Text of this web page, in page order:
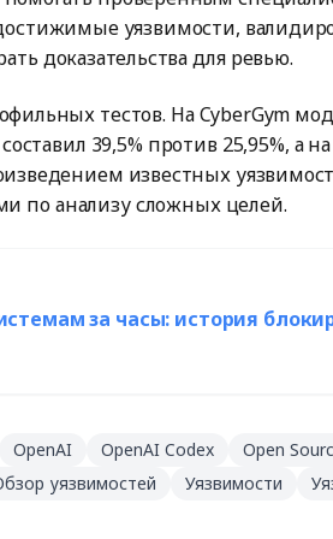
уязвимости,
доказательства для ревью.
тестов. На CyberGym
39,5% против 25,95%, а
известных
по анализу сложных целей.
за часы: история
OpenAI OpenAI Codex Open
уязвимостей Уязвимости